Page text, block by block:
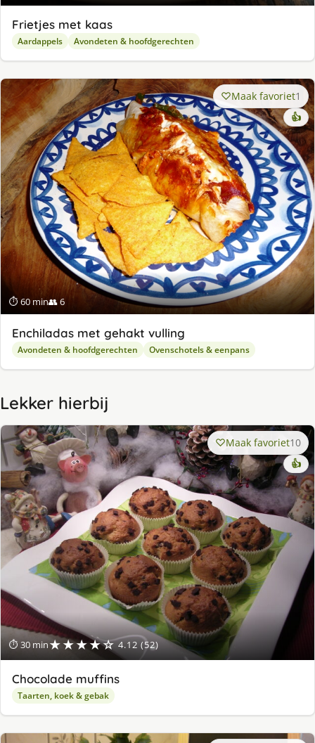
Frietjes met kaas
Aardappels Avondeten & hoofdgerechten
⏱ 60 min👥 6
Maak favoriet1
👍
Enchiladas met gehakt vulling
Avondeten & hoofdgerechten Ovenschotels & eenpans
Lekker hierbij
⏱ 30 min★★★★☆ 4.12 (52)
Maak favoriet10
👍
Chocolade muffins
Taarten, koek & gebak